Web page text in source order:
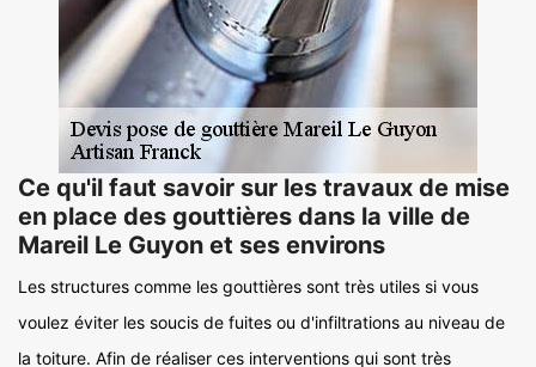
Ce qu'il faut savoir sur les travaux de mise
en place des gouttières dans la ville de
Mareil Le Guyon et ses environs
Les structures comme les gouttières sont très utiles si vous
voulez éviter les soucis de fuites ou d'infiltrations au niveau de
la toiture. Afin de réaliser ces interventions qui sont très